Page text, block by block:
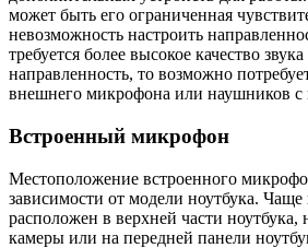
может быть его ограниченная
невозможность настроить
требуется более высокое качество
направленность, то возможно
внешнего микрофона или наушников
Встроенный микрофон
Местоположение встроенного
зависимости от модели ноутбука.
расположен в верхней части ноутбука,
камеры или на передней панели